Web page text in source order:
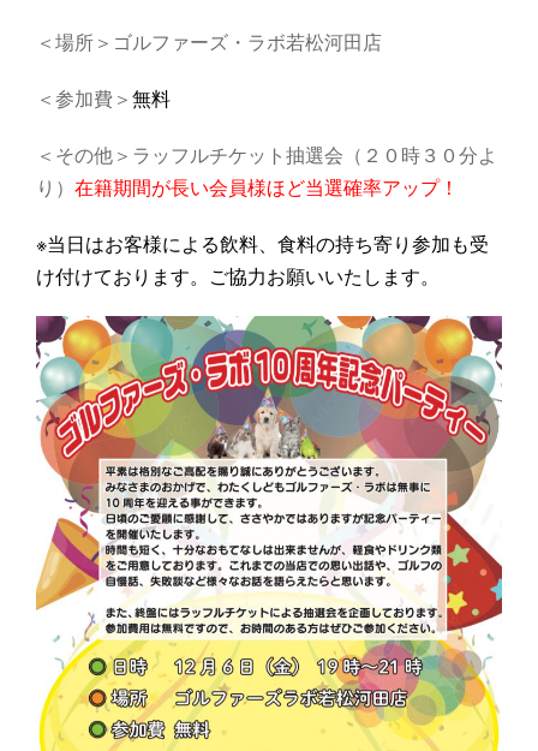
＜場所＞ゴルファーズ・ラボ若松河田店
＜参加費＞無料
＜その他＞ラッフルチケット抽選会（２０時３０分よ
り） 在籍期間が長い会員様ほど当選確率アップ！
※当日はお客様による飲料、食料の持ち寄り参加も受
け付けております。ご協力お願いいたします。